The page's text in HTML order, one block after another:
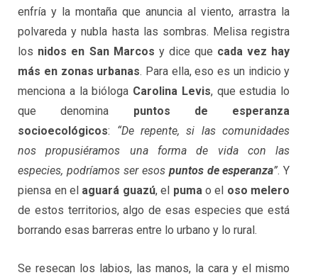
enfría y la montaña que anuncia al viento, arrastra la
polvareda y nubla hasta las sombras. Melisa registra
los nidos en San Marcos y dice que cada vez hay
más en zonas urbanas. Para ella, eso es un indicio y
menciona a la bióloga Carolina Levis, que estudia lo
que denomina puntos de esperanza
socioecológicos: “De repente, si las comunidades
nos propusiéramos una forma de vida con las
especies, podríamos ser esos puntos de esperanza”. Y
piensa en el aguará guazú, el pumao el oso melero
de estos territorios, algo de esas especies que está
borrando esas barreras entre lo urbano y lo rural.
Se resecan los labios, las manos, la cara y el mismo